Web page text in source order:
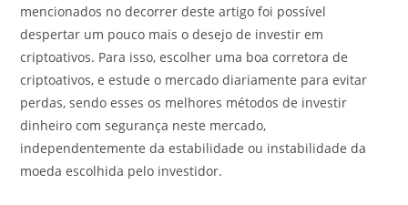
mencionados no decorrer deste artigo foi possível
despertar um pouco mais o desejo de investir em
criptoativos. Para isso, escolher uma boa corretora de
criptoativos, e estude o mercado diariamente para evitar
perdas, sendo esses os melhores métodos de investir
dinheiro com segurança neste mercado,
independentemente da estabilidade ou instabilidade da
moeda escolhida pelo investidor.